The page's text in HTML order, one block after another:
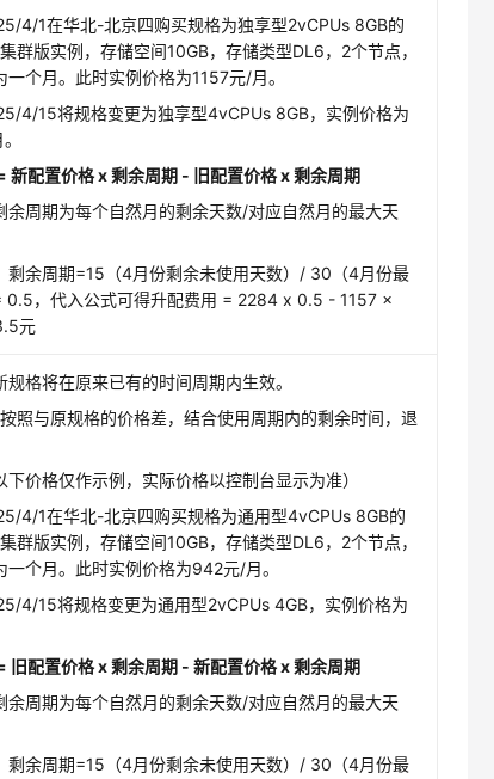
4/1在华北-北京四购买规格为独享型2vCPUs 8GB的
群版实例，存储空间10GB，存储类型DL6，2个节点，
一个月。此时实例价格为1157元/月。
4/15将规格变更为独享型4vCPUs 8GB，实例价格为
新配置价格 x 剩余周期 - 旧配置价格 x 剩余周期
余周期为每个自然月的剩余天数/对应自然月的最大天
剩余周期=15（4月份剩余未使用天数）/ 30（4月份最
0.5，代入公式可得升配费用 = 2284 x 0.5 - 1157 x
元
规格将在原来已有的时间周期内生效。
照与原规格的价格差，结合使用周期内的剩余时间，退
下价格仅作示例，实际价格以控制台显示为准）
4/1在华北-北京四购买规格为通用型4vCPUs 8GB的
群版实例，存储空间10GB，存储类型DL6，2个节点，
一个月。此时实例价格为942元/月。
4/15将规格变更为通用型2vCPUs 4GB，实例价格为
旧配置价格 x 剩余周期 - 新配置价格 x 剩余周期
余周期为每个自然月的剩余天数/对应自然月的最大天
剩余周期=15（4月份剩余未使用天数）/ 30（4月份最